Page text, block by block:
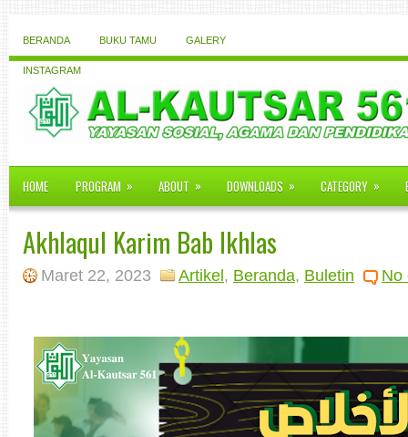
BERANDA BUKU TAMU GALERY
INSTAGRAM
HOME PROGRAM » ABOUT » DOWNLOADS » CATEGORY »
Akhlaqul Karim Bab Ikhlas
Maret 22, 2023 Artikel, Beranda, Buletin No